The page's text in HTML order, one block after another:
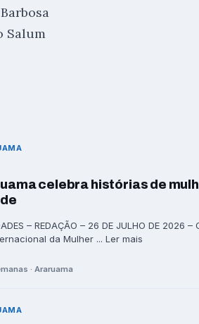
Salum
celebra histórias de
– REDAÇÃO – 26 DE JULHO DE
da Mulher ... Ler mais
· Araruama